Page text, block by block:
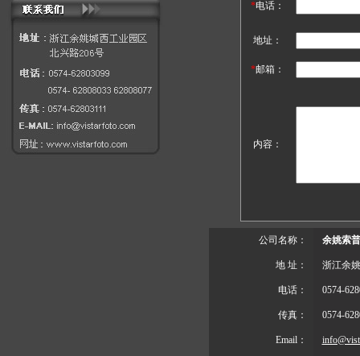
*电话：
地址：
*邮箱：
内容：
公司名称： 余姚索
地 址： 浙江余
电话： 0574-
传真： 0574-
Email：